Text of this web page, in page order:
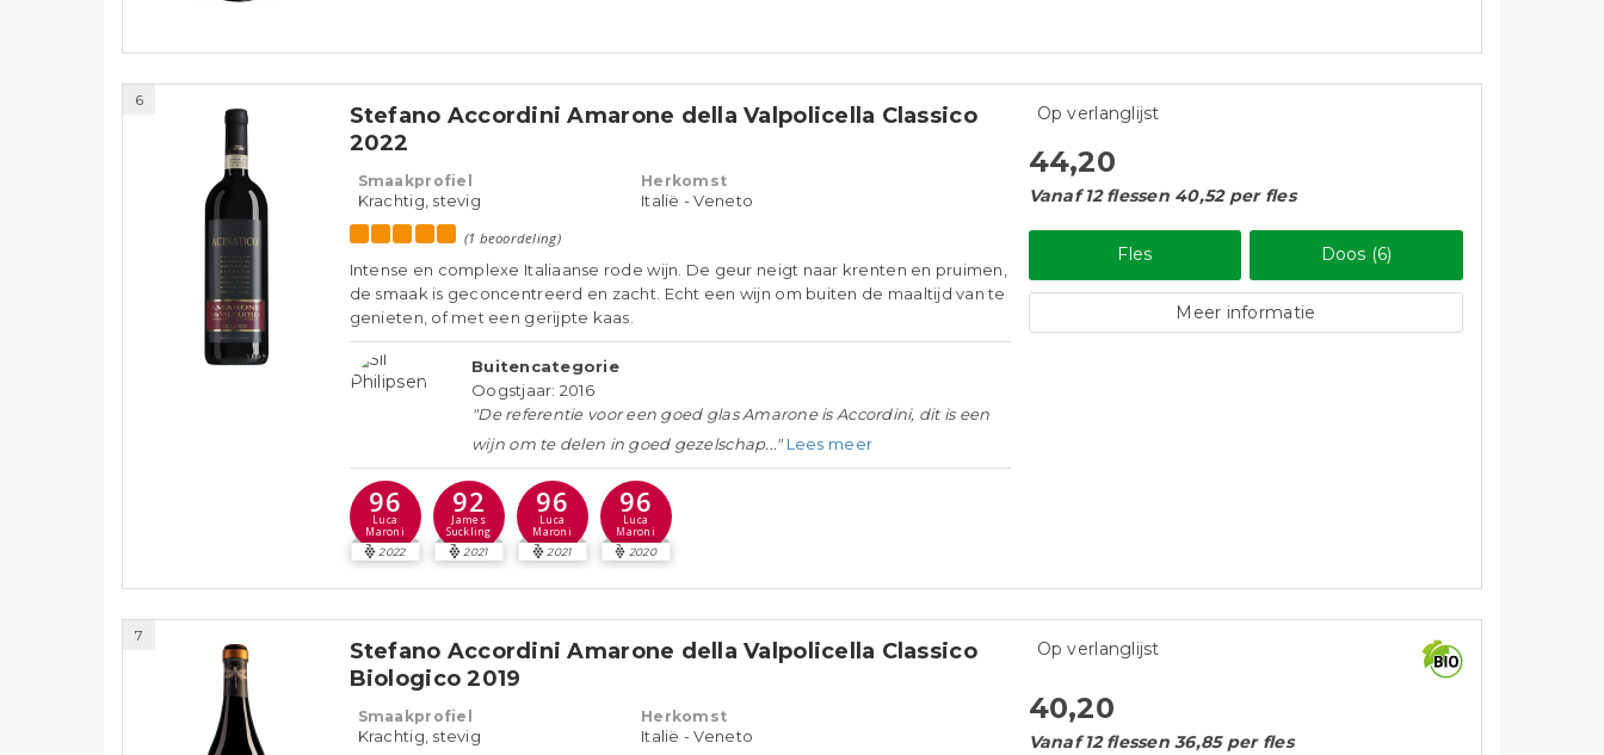
6
Stefano Accordini Amarone della Valpolicella Classico
2022
Smaakprofiel
Krachtig, stevig
Herkomst
Italië - Veneto
(1 beoordeling)
Intense en complexe Italiaanse rode wijn. De geur neigt naar krenten en pruimen,
de smaak is geconcentreerd en zacht. Echt een wijn om buiten de maaltijd van te
genieten, of met een gerijpte kaas.
Buitencategorie
Oogstjaar: 2016
"De referentie voor een goed glas Amarone is Accordini, dit is een
wijn om te delen in goed gezelschap..." Lees meer
96
Luca
Maroni
2022
92
James
Suckling
2021
96
Luca
Maroni
2021
96
Luca
Maroni
2020
Op verlanglijst
44,20
Vanaf 12 flessen 40,52 per fles
Fles Doos (6)
Meer informatie
7
Stefano Accordini Amarone della Valpolicella Classico
Biologico 2019
Smaakprofiel
Krachtig, stevig
Herkomst
Italië - Veneto
Op verlanglijst
40,20
Vanaf 12 flessen 36,85 per fles